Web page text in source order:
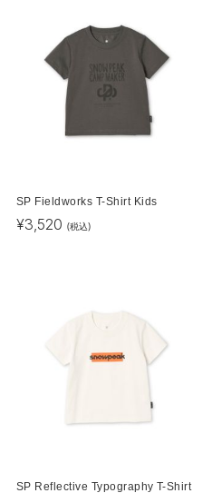
SP Fieldworks T-Shirt Kids
¥3,520 (税込)
SP Reflective Typography T-Shirt